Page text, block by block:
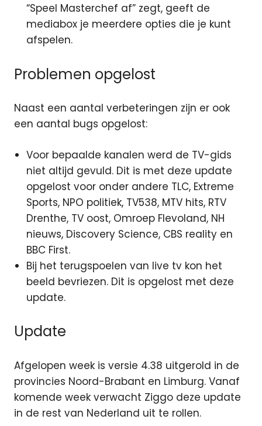
“Speel Masterchef af” zegt, geeft de
mediabox je meerdere opties die je kunt
afspelen.
Problemen opgelost
Naast een aantal verbeteringen zijn er ook
een aantal bugs opgelost:
Voor bepaalde kanalen werd de TV-gids
niet altijd gevuld. Dit is met deze update
opgelost voor onder andere TLC, Extreme
Sports, NPO politiek, TV538, MTV hits, RTV
Drenthe, TV oost, Omroep Flevoland, NH
nieuws, Discovery Science, CBS reality en
BBC First.
Bij het terugspoelen van live tv kon het
beeld bevriezen. Dit is opgelost met deze
update.
Update
Afgelopen week is versie 4.38 uitgerold in de
provincies Noord-Brabant en Limburg. Vanaf
komende week verwacht Ziggo deze update
in de rest van Nederland uit te rollen.